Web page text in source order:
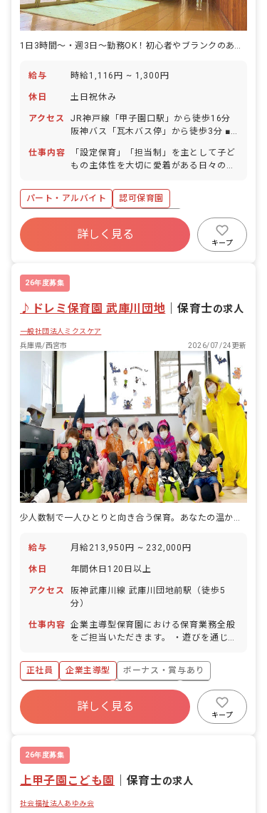
1日3時間～・週3日～勤務OK！初心者やブランクのある方も応募可能です
給与 時給1,116円 ~ 1,300円
休日 土日祝休み
アクセス
JR神戸線「甲子園口駅」から徒歩16分
阪神バス「瓦木バス停」から徒歩3分 ■
仕事内容
「設定保育」「担当制」を主として子ど
もの主体性を大切に愛着がある日々のカ
な仕事内容 ・0才～就学前の児童の保育
補助 「乳児クラス」 ・乳児クラスを担
当制保育を行ない、1人1人との信頼関係
を大切に育んでいます。 ・子ども1人1
人の成長を実感できる環境です。 「幼児
ページ下部に保育理念、活動内容、定員
ます。ぜひご覧ください！
パート・アルバイト
認可保育園
ボーナス・賞与あり
社会保険完備
有給
福利厚生充実
詳しく見る
キープ
26年度募集
♪ドレミ保育園 武庫川団地 保育士の求人
一般社団法人ミクスケア
兵庫県/西宮市
2026/07/24更新
少人数制で一人ひとりと向き合う保育。あなたの温かい手が未来を育みます。
給与 月給213,950円 ~ 232,000円
休日 年間休日120日以上
アクセス
阪神武庫川線 武庫川団地前駅（徒歩5
分）
仕事内容 企業主導型保育園における保育業務全般
をご担当いただきます。 ・遊びを通じた
助、お昼寝など、お子様の身の回りのお
世話 ※定員12名（0~2歳児）の保育園
です。
正社員 企業主導型
ボーナス・賞与あり
年間休日120日以上
社会保険完備
昇給昇進あり
駅近5分以内
詳しく見る
キープ
26年度募集
上甲子園こども園 保育士の求人
社会福祉法人あゆみ会